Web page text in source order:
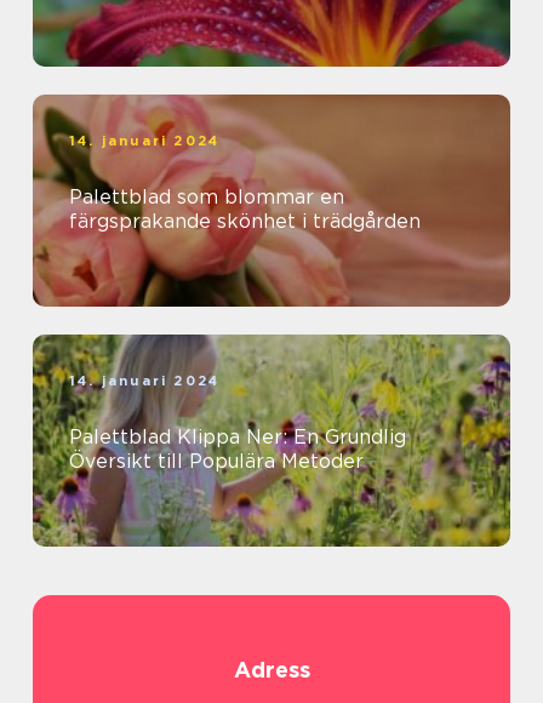
14. januari 2024
Palettblad som blommar en
färgsprakande skönhet i trädgården
14. januari 2024
Palettblad Klippa Ner: En Grundlig
Översikt till Populära Metoder
Adress